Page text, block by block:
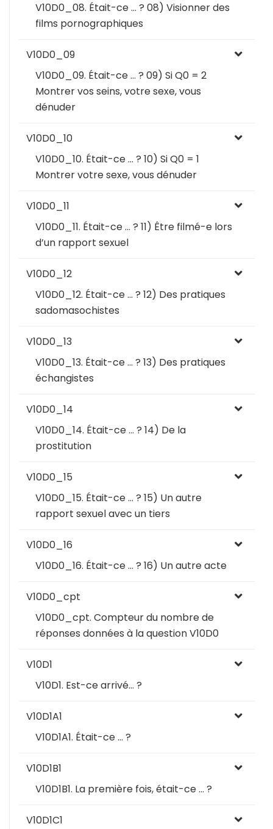
V10D0_08. Était-ce … ? 08) Visionner des
films pornographiques
V10D0_09
V10D0_09. Était-ce … ? 09) Si Q0 = 2
Montrer vos seins, votre sexe, vous
dénuder
V10D0_10
V10D0_10. Était-ce … ? 10) Si Q0 = 1
Montrer votre sexe, vous dénuder
V10D0_11
V10D0_11. Était-ce … ? 11) Être filmé-e lors
d’un rapport sexuel
V10D0_12
V10D0_12. Était-ce … ? 12) Des pratiques
sadomasochistes
V10D0_13
V10D0_13. Était-ce … ? 13) Des pratiques
échangistes
V10D0_14
V10D0_14. Était-ce … ? 14) De la
prostitution
V10D0_15
V10D0_15. Était-ce … ? 15) Un autre
rapport sexuel avec un tiers
V10D0_16
V10D0_16. Était-ce … ? 16) Un autre acte
V10D0_cpt
V10D0_cpt. Compteur du nombre de
réponses données à la question V10D0
V10D1
V10D1. Est-ce arrivé… ?
V10D1A1
V10D1A1. Était-ce … ?
V10D1B1
V10D1B1. La première fois, était-ce … ?
V10D1C1